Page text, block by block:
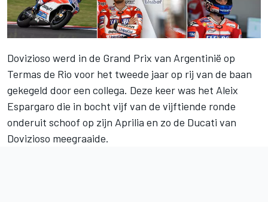
Dovizioso werd in de Grand Prix van Argentinië op
Termas de Rio voor het tweede jaar op rij van de baan
gekegeld door een collega. Deze keer was het Aleix
Espargaro die in bocht vijf van de vijftiende ronde
onderuit schoof op zijn Aprilia en zo de Ducati van
Dovizioso meegraaide.